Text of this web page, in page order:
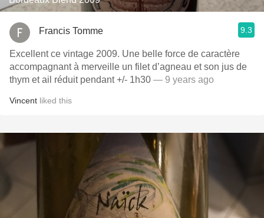
Francis Tomme 9.3
Excellent ce vintage 2009. Une belle force de caractère
accompagnant à merveille un filet d’agneau et son jus de
thym et ail réduit pendant +/- 1h30 — 9 years ago
Vincent liked this